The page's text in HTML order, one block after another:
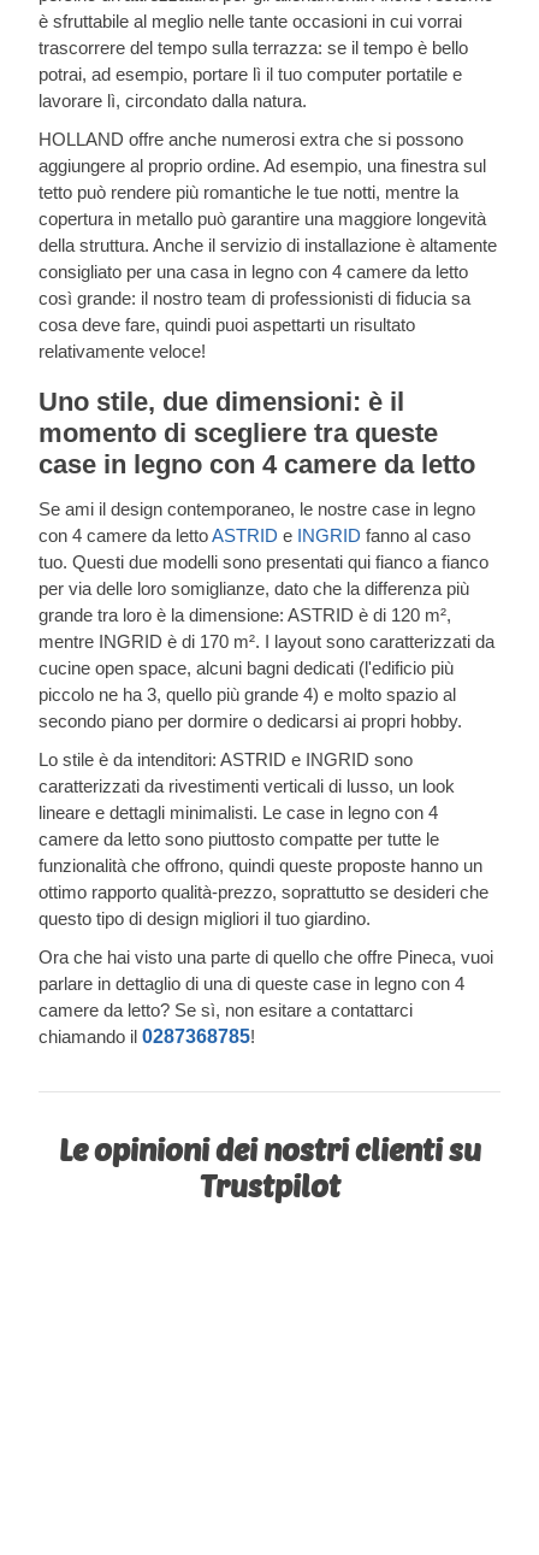
è sfruttabile al meglio nelle tante occasioni in cui vorrai
trascorrere del tempo sulla terrazza: se il tempo è bello
potrai, ad esempio, portare lì il tuo computer portatile e
lavorare lì, circondato dalla natura.
HOLLAND offre anche numerosi extra che si possono
aggiungere al proprio ordine. Ad esempio, una finestra sul
tetto può rendere più romantiche le tue notti, mentre la
copertura in metallo può garantire una maggiore longevità
della struttura. Anche il servizio di installazione è altamente
consigliato per una casa in legno con 4 camere da letto
così grande: il nostro team di professionisti di fiducia sa
cosa deve fare, quindi puoi aspettarti un risultato
relativamente veloce!
Uno stile, due dimensioni: è il
momento di scegliere tra queste
case in legno con 4 camere da letto
Se ami il design contemporaneo, le nostre case in legno
con 4 camere da lettoASTRID e INGRID fanno al caso
tuo. Questi due modelli sono presentati qui fianco a fianco
per via delle loro somiglianze, dato che la differenza più
grande tra loro è la dimensione: ASTRID è di 120 m²,
mentre INGRID è di 170 m². I layout sono caratterizzati da
cucine open space, alcuni bagni dedicati (l'edificio più
piccolo ne ha 3, quello più grande 4) e molto spazio al
secondo piano per dormire o dedicarsi ai propri hobby.
Lo stile è da intenditori: ASTRID e INGRID sono
caratterizzati da rivestimenti verticali di lusso, un look
lineare e dettagli minimalisti. Le case in legno con 4
camere da letto sono piuttosto compatte per tutte le
funzionalità che offrono, quindi queste proposte hanno un
ottimo rapporto qualità-prezzo, soprattutto se desideri che
questo tipo di design migliori il tuo giardino.
Ora che hai visto una parte di quello che offre Pineca, vuoi
parlare in dettaglio di una di queste case in legno con 4
camere da letto? Se sì, non esitare a contattarci
chiamando il 0287368785!
Le opinioni dei nostri clienti su
Trustpilot